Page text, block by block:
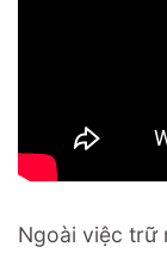
Ngoài việc trữ